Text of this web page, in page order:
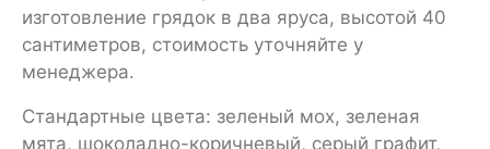
изготовление грядок в два яруса, высотой 40
сантиметров, стоимость уточняйте у
менеджера.
Стандартные цвета: зеленый мох, зеленая
мята, шоколадно-коричневый, серый графит,